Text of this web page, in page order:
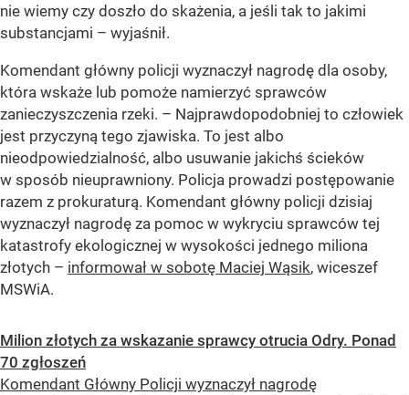
nie wiemy czy doszło do skażenia, a jeśli tak to jakimi
substancjami – wyjaśnił.
Komendant główny policji wyznaczył nagrodę dla osoby,
która wskaże lub pomoże namierzyć sprawców
zanieczyszczenia rzeki. – Najprawdopodobniej to człowiek
jest przyczyną tego zjawiska. To jest albo
nieodpowiedzialność, albo usuwanie jakichś ścieków
w sposób nieuprawniony. Policja prowadzi postępowanie
razem z prokuraturą. Komendant główny policji dzisiaj
wyznaczył nagrodę za pomoc w wykryciu sprawców tej
katastrofy ekologicznej w wysokości jednego miliona
złotych – informował w sobotę Maciej Wąsik, wiceszef
MSWiA.
Milion złotych za wskazanie sprawcy otrucia Odry. Ponad
70 zgłoszeń
Komendant Główny Policji wyznaczył nagrodę